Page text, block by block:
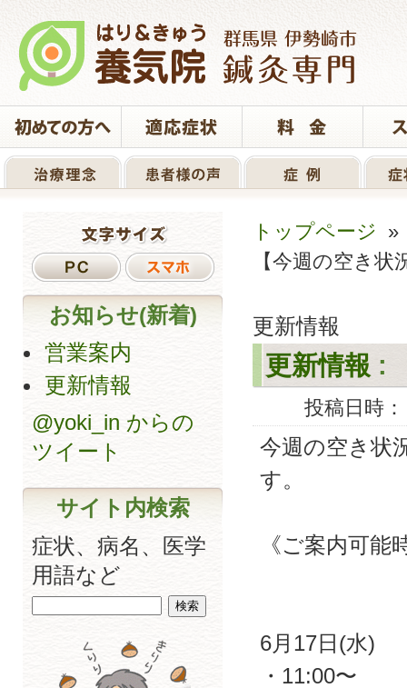
トップページ
【今週の空き状
更新情報
更新情報 :
投稿日時
今週の空き状
す。
《ご案内可能
6月17日(水)
・11:00〜
お知らせ(新着)
営業案内
更新情報
@yoki_in からの
ツイート
サイト内検索
症状、病名、医学
用語など